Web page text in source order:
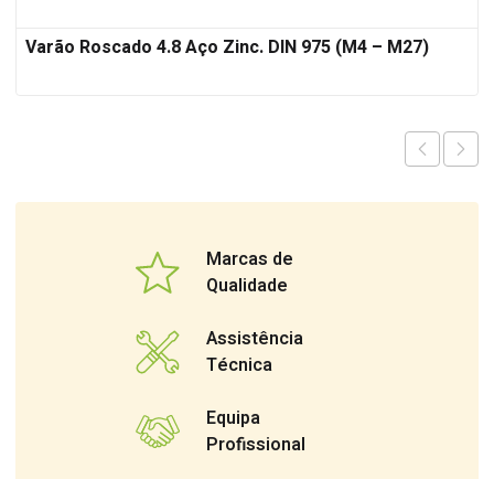
Varão Roscado 4.8 Aço Zinc. DIN 975 (M4 – M27)
Marcas de
Qualidade
Assistência
Técnica
Equipa
Profissional